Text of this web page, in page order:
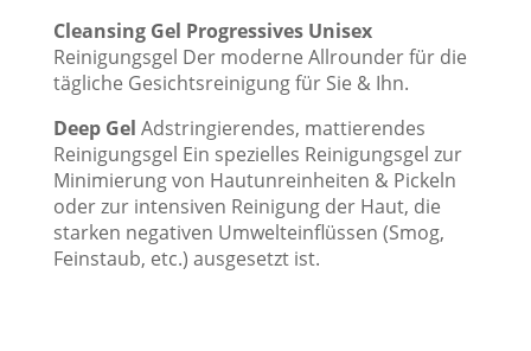
Cleansing Gel Progressives Unisex
Reinigungsgel Der moderne Allrounder für die
tägliche Gesichtsreinigung für Sie & Ihn.
Deep Gel Adstringierendes, mattierendes
Reinigungsgel Ein spezielles Reinigungsgel zur
Minimierung von Hautunreinheiten & Pickeln
oder zur intensiven Reinigung der Haut, die
starken negativen Umwelteinflüssen (Smog,
Feinstaub, etc.) ausgesetzt ist.